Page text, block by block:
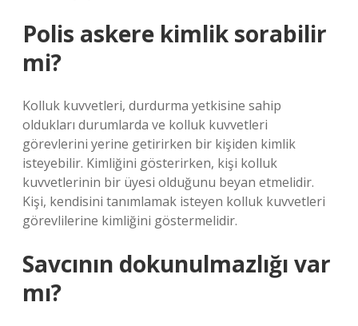
Polis askere kimlik sorabilir
mi?
Kolluk kuvvetleri, durdurma yetkisine sahip
oldukları durumlarda ve kolluk kuvvetleri
görevlerini yerine getirirken bir kişiden kimlik
isteyebilir. Kimliğini gösterirken, kişi kolluk
kuvvetlerinin bir üyesi olduğunu beyan etmelidir.
Kişi, kendisini tanımlamak isteyen kolluk kuvvetleri
görevlilerine kimliğini göstermelidir.
Savcının dokunulmazlığı var
mı?